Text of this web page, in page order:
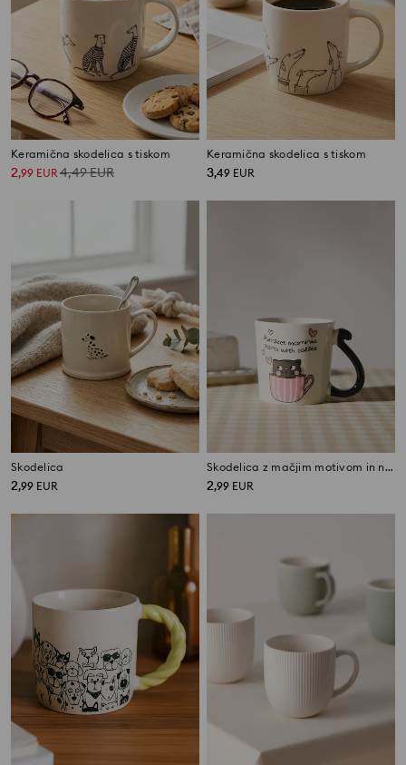
Keramična skodelica s tiskom
2,99 EUR4,49EUR
Keramična skodelica s tiskom
3,49 EUR
Skodelica
2,99 EUR
Skodelica z mačjim motivom in napisom
2,99 EUR